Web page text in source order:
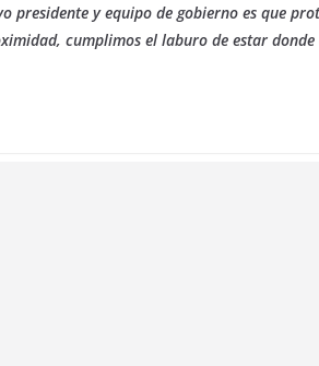
presidente y equipo de gobierno es que
cumplimos el laburo de estar